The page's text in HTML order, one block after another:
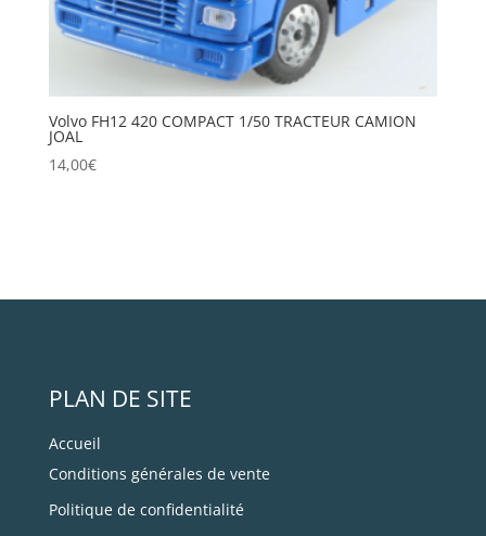
Volvo FH12 420 COMPACT 1/50 TRACTEUR CAMION
JOAL
14,00€
PLAN DE SITE
Accueil
Conditions générales de vente
Politique de confidentialité